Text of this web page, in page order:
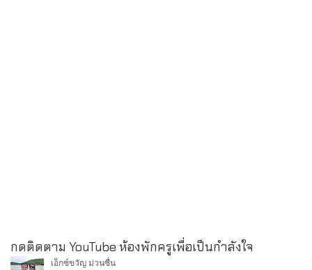
กดติดตาม YouTube ห้องพักครูเพื่อเป็นกำลังใจ